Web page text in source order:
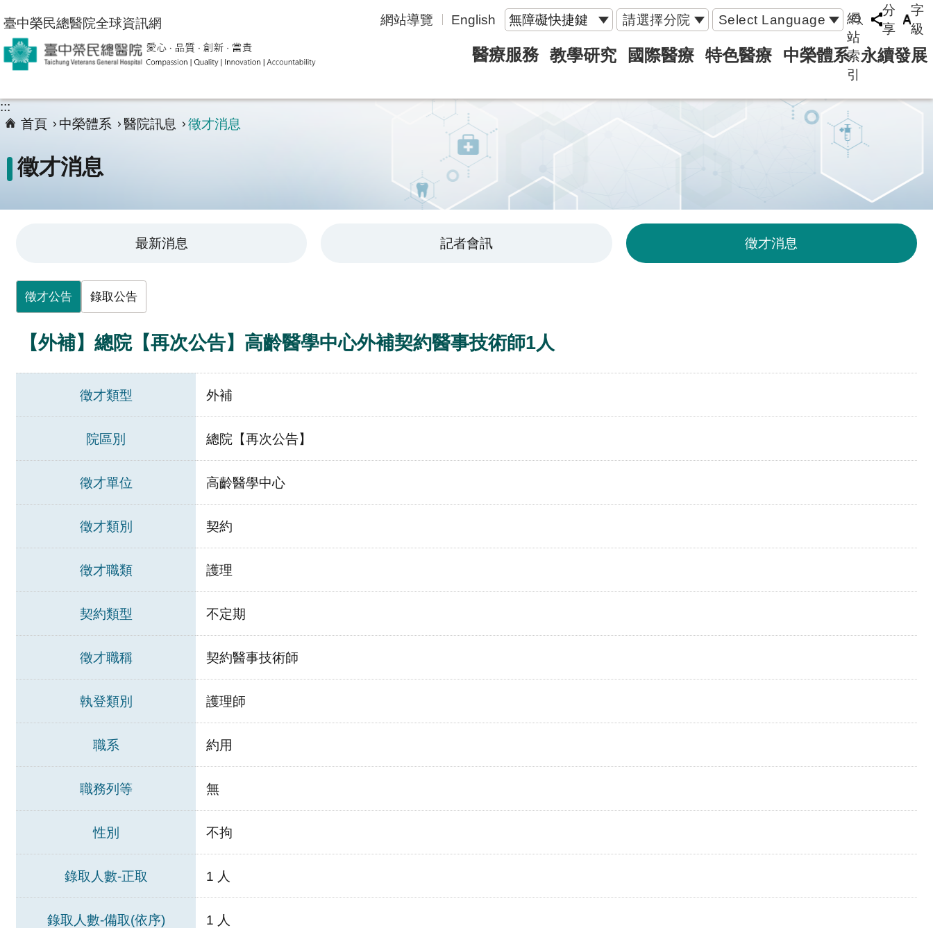
跳到主要內容區塊
臺中榮民總醫院全球資訊網 網站導覽 English 無障礙快捷鍵 請選擇分院 Select Language
網
站
索
引
分
享
字
級
醫療服務 教學研究 國際醫療 特色醫療 中榮體系 永續發展
:::
首頁
中榮體系 醫院訊息 徵才消息
徵才消息
最新消息 記者會訊 徵才消息
徵才公告 錄取公告
【外補】總院【再次公告】高齡醫學中心外補契約醫事技術師1人
徵才類型 外補
院區別 總院【再次公告】
徵才單位 高齡醫學中心
徵才類別 契約
徵才職類 護理
契約類型 不定期
徵才職稱 契約醫事技術師
執登類別 護理師
職系 約用
職務列等 無
性別 不拘
錄取人數-正取 1 人
錄取人數-備取(依序) 1 人